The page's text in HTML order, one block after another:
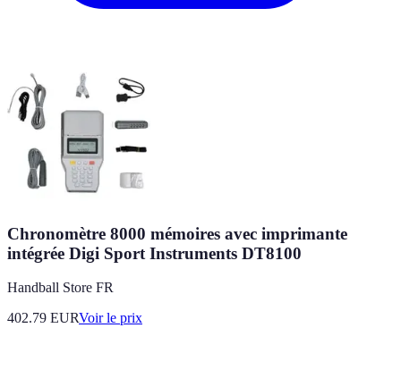
Chronomètre 8000 mémoires avec imprimante
intégrée Digi Sport Instruments DT8100
Handball Store FR
402.79 EURVoir le prix